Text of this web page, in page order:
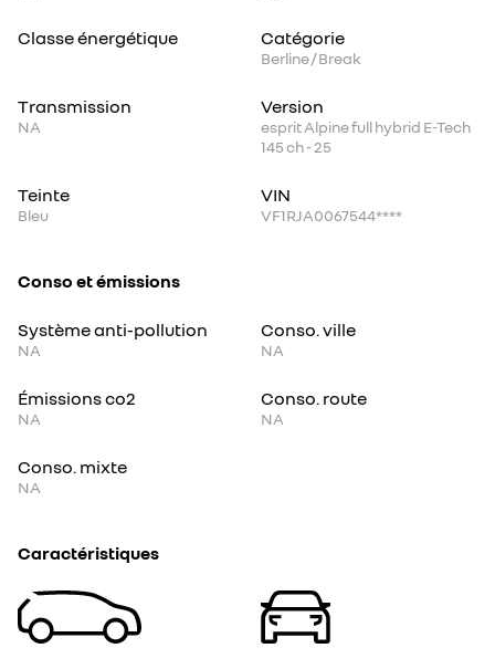
Classe énergétique Catégorie
Berline / Break
Transmission
NA
Version
esprit Alpine full hybrid E-Tech
145 ch - 25
Teinte
Bleu
VIN
VF1RJA0067544****
Conso et émissions
Système anti-pollution
NA
Conso. ville
NA
Émissions co2
NA
Conso. route
NA
Conso. mixte
NA
Caractéristiques